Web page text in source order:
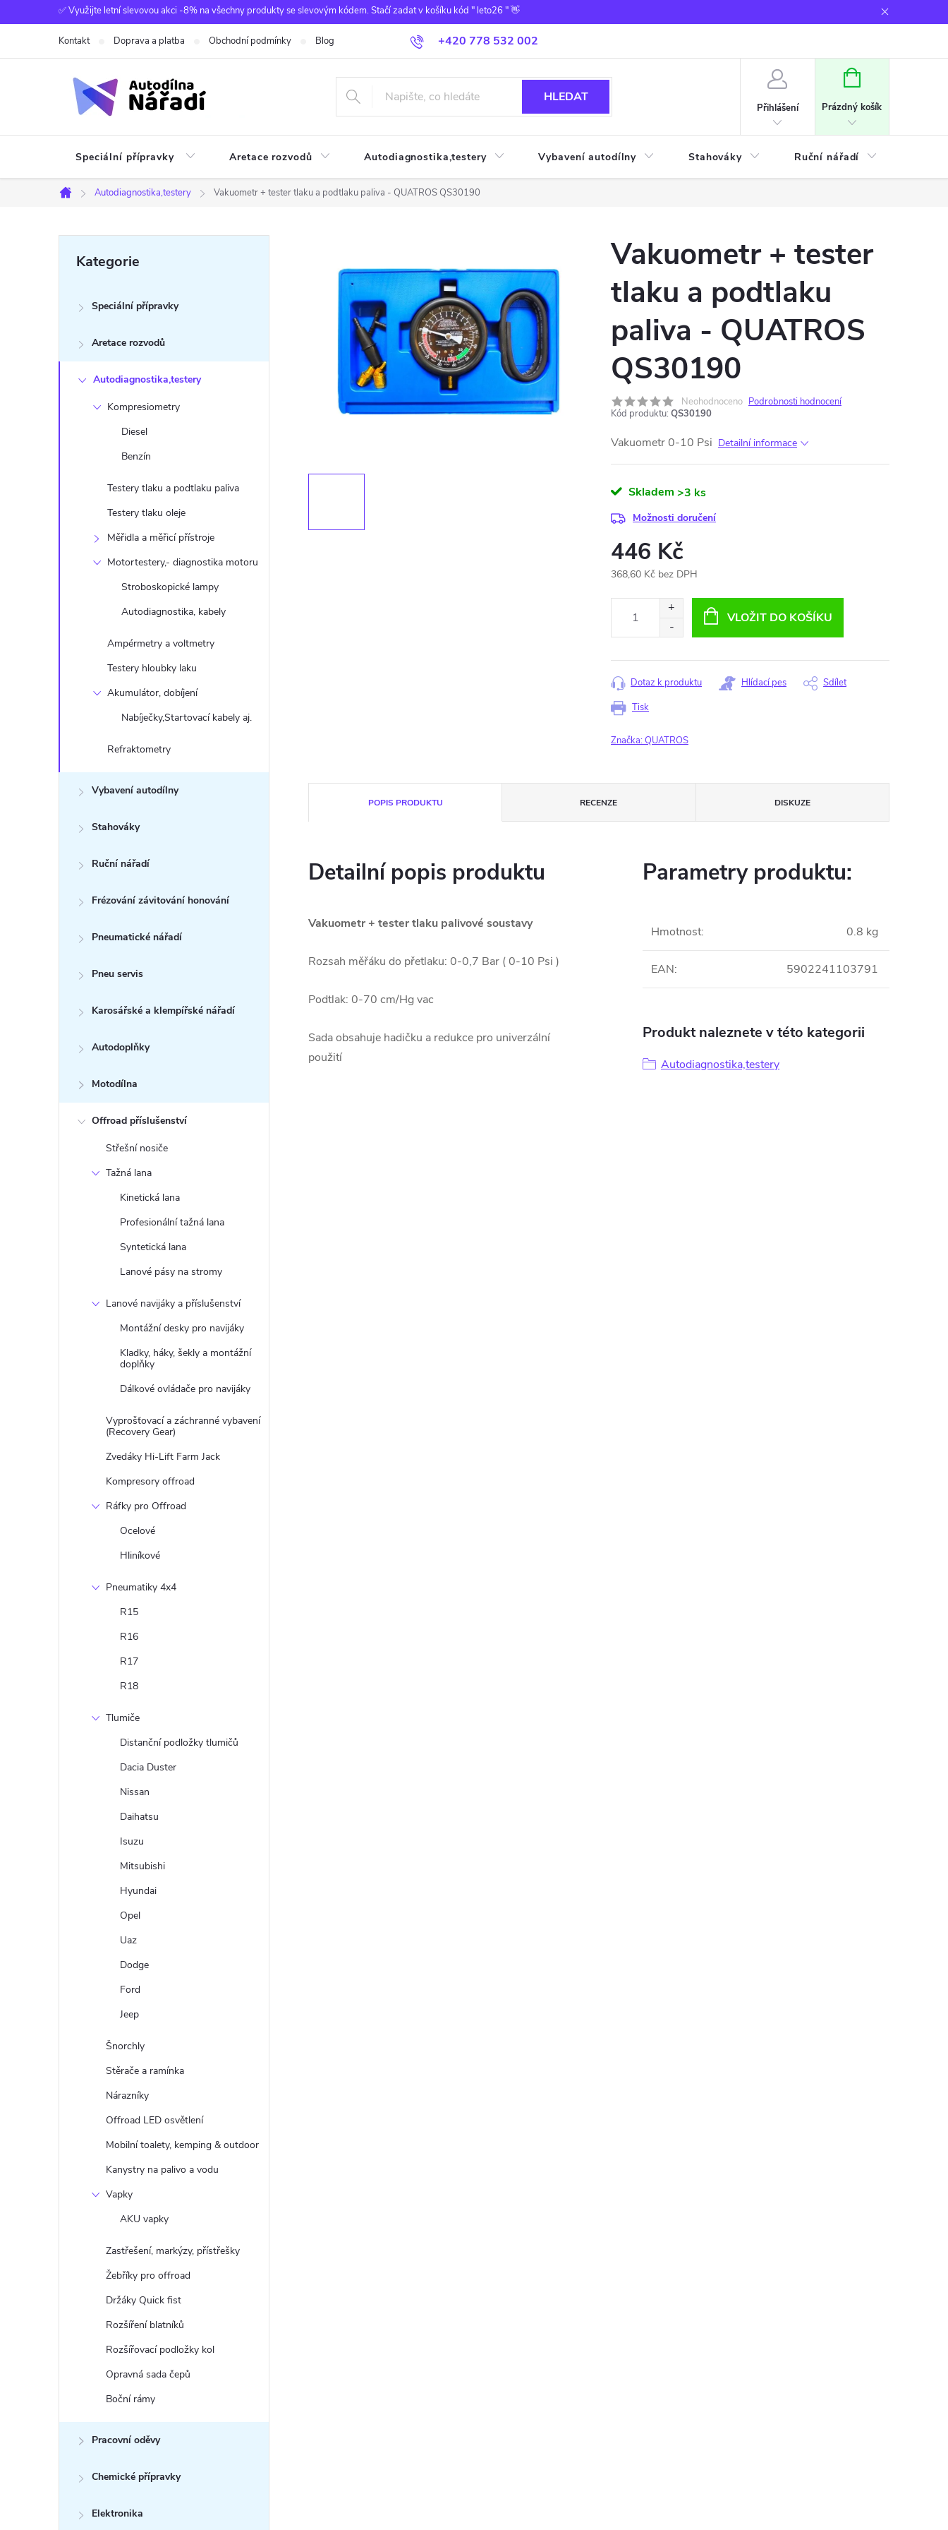
na
✅ Využijte letní slevovou akci -8% na všechny produkty se slevovým kódem. Stačí zadat v košíku kód " leto26 " 👋
+420 778 532 002
Kontakt Doprava a platba Obchodní podmínky Blog
HLEDAT
Přihlášení
NÁKUPNÍ
Prázdný košík
Speciální přípravky Aretace rozvodů Autodiagnostika,testery Vybavení autodílny Stahováky Ruční nářadí
Domů
Autodiagnostika,testery Vakuometr + tester tlaku a podtlaku paliva - QUATROS QS30190
t
kategorie
Kategorie
Speciální přípravky
Aretace rozvodů
Autodiagnostika,testery
Kompresiometry
Diesel
Benzín
Testery tlaku a podtlaku paliva
Testery tlaku oleje
Měřidla a měřicí přístroje
Motortestery,- diagnostika motoru
Stroboskopické lampy
Autodiagnostika, kabely
Ampérmetry a voltmetry
Testery hloubky laku
Akumulátor, dobíjení
Nabíječky,Startovací kabely aj.
Refraktometry
Vybavení autodílny
Stahováky
Ruční nářadí
Frézování závitování honování
Pneumatické nářadí
Pneu servis
Karosářské a klempířské nářadí
Autodoplňky
Motodílna
Offroad příslušenství
Střešní nosiče
Tažná lana
Kinetická lana
Profesionální tažná lana
Syntetická lana
Lanové pásy na stromy
Lanové navijáky a příslušenství
Montážní desky pro navijáky
Kladky, háky, šekly a montážní
doplňky
Dálkové ovládače pro navijáky
Vyprošťovací a záchranné vybavení
(Recovery Gear)
Zvedáky Hi-Lift Farm Jack
Kompresory offroad
Ráfky pro Offroad
Ocelové
Hliníkové
Pneumatiky 4x4
R15
R16
R17
R18
Tlumiče
Distanční podložky tlumičů
Dacia Duster
Nissan
Daihatsu
Isuzu
Mitsubishi
Hyundai
Opel
Uaz
Dodge
Ford
Jeep
Šnorchly
Stěrače a ramínka
Nárazníky
Offroad LED osvětlení
Mobilní toalety, kemping & outdoor
Kanystry na palivo a vodu
Vapky
AKU vapky
Zastřešení, markýzy, přístřešky
Žebříky pro offroad
Držáky Quick fist
Rozšíření blatníků
Rozšířovací podložky kol
Opravná sada čepů
Boční rámy
Pracovní oděvy
Chemické přípravky
Elektronika
Vakuometr + tester
tlaku a podtlaku
paliva - QUATROS
QS30190
Neohodnoceno Podrobnosti hodnocení
Kód produktu: QS30190
Vakuometr 0-10 Psi Detailní informace
Skladem >3 ks
Možnosti doručení
446 Kč
368,60 Kč bez DPH
VLOŽIT DO KOŠÍKU
Tisk
Dotaz k produktu Hlídací pes Sdílet
Značka:QUATROS
POPIS PRODUKTU RECENZE DISKUZE
Detailní popis produktu
Vakuometr + tester tlaku palivové soustavy
Rozsah měřáku do přetlaku: 0-0,7 Bar ( 0-10 Psi )
Podtlak: 0-70 cm/Hg vac
Sada obsahuje hadičku a redukce pro univerzální
použití
Parametry produktu:
Hmotnost: 0.8 kg
EAN: 5902241103791
Produkt naleznete v této kategorii
Autodiagnostika,testery